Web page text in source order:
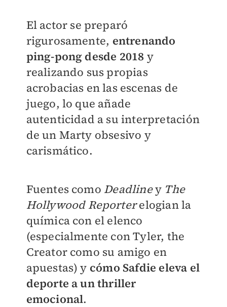
El actor se preparó
rigurosamente, entrenando
ping-pong desde 2018 y
realizando sus propias
acrobacias en las escenas de
juego, lo que añade
autenticidad a su interpretación
de un Marty obsesivo y
carismático.
Fuentes como Deadliney The
Hollywood Reporterelogian la
química con el elenco
(especialmente con Tyler, the
Creator como su amigo en
apuestas) y cómo Safdie eleva el
deporte a un thriller
emocional.